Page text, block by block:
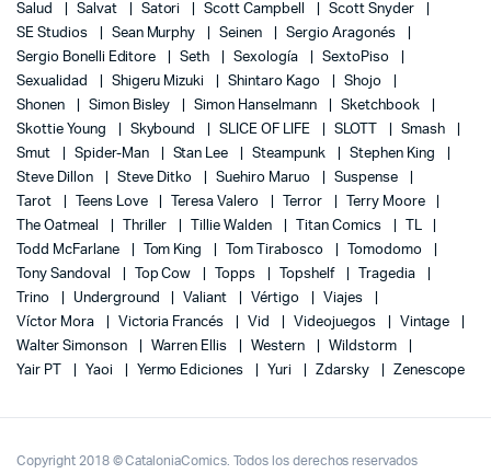
Salud
Salvat Satori Scott Campbell
Scott Snyder
SE Studios
Sean Murphy Seinen
Sergio Aragonés
Sergio Bonelli Editore
Seth Sexología
SextoPiso
Sexualidad
Shigeru Mizuki Shintaro Kago
Shojo
Shonen
Simon Bisley Simon Hanselmann
Sketchbook
Skottie Young
Skybound SLICE OF LIFE SLOTT
Smash
Smut
Spider-Man Stan Lee Steampunk
Stephen King
Steve Dillon
Steve Ditko Suehiro Maruo
Suspense
Tarot
Teens Love Teresa Valero Terror
Terry Moore
The Oatmeal
Thriller Tillie Walden Titan Comics
TL
Todd McFarlane
Tom King Tom Tirabosco
Tomodomo
Tony Sandoval
Top Cow Topps Topshelf
Tragedia
Trino
Underground Valiant Vértigo
Viajes
Víctor Mora
Victoria Francés Vid Videojuegos
Vintage
Walter Simonson
Warren Ellis Western
Wildstorm
Yair PT
Yaoi Yermo Ediciones Yuri Zdarsky Zenescope
Copyright 2018 © CataloniaComics. Todos los derechos reservados